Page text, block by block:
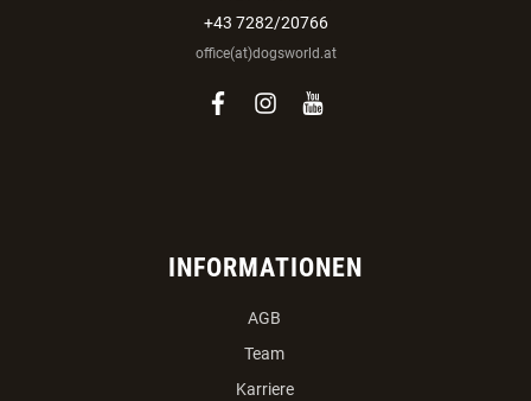
+43 7282/20766
office(at)dogsworld.at
facebook
instagram
youtube
INFORMATIONEN
AGB
Team
Karriere